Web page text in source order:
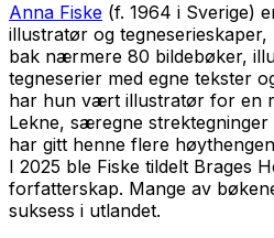
Anna Fiske (f. 1964 i Sverige)
illustratør og
bak nærmere 80 bildebøker,
tegneserier med egne tekster
har hun vært illustratør for en
Lekne, særegne
har gitt henne flere
I 2025 ble Fiske tildelt Brages
forfatterskap. Mange av
suksess i utlandet.